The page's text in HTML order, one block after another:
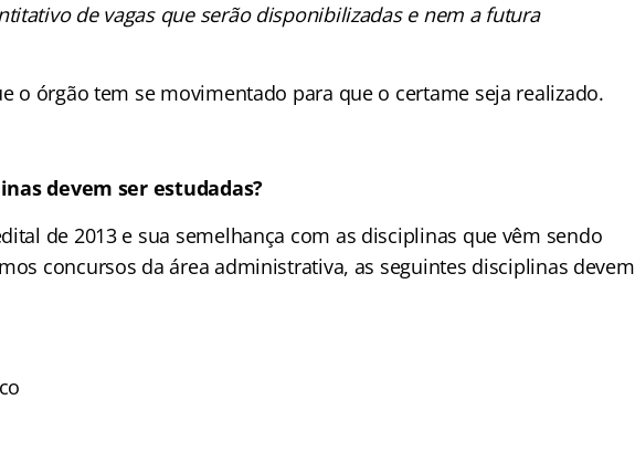
de vagas que serão disponibilizadas e nem a futura
o órgão tem se movimentado para que o certame seja realizado.
devem ser estudadas?
de 2013 e sua semelhança com as disciplinas que vêm sendo
concursos da área administrativa, as seguintes disciplinas devem